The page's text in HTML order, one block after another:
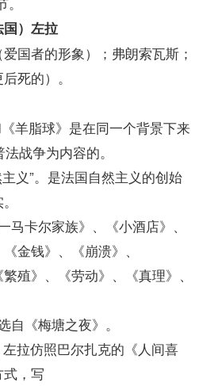
国）左拉
者的形象）；弗朗索瓦斯；
死的）。
脂球》是在同一个背景下来
战争为内容的。
义”。是法国自然主义的创始
卡尔家族》、《小酒店》、
金钱》、《崩溃》、
》、《劳动》、《真理》、
《梅塘之夜》。
拉仿照巴尔扎克的《人间喜
，写